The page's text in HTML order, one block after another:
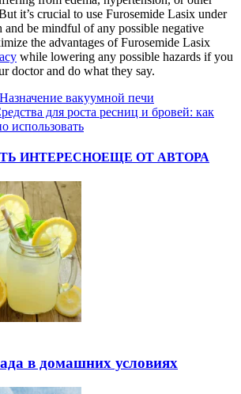
it’s crucial to use Furosemide Lasix under
and be mindful of any possible negative
the advantages of Furosemide Lasix
while lowering any possible hazards if you
doctor and do what they say.
Назначение вакуумной печи
для роста ресниц и бровей: как
использовать
ИНТЕРЕСНОЕЩЕ ОТ АВТОРА
в домашних условиях